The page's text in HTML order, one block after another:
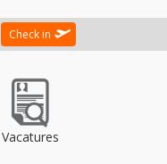
Check in
Vacatures